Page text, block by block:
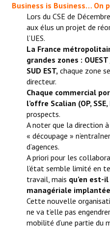
Business is Business… On
Lors du CSE de
aux élus un projet de
l’UES.
La France
grandes zones :
SUD EST, chaque zone
directeur.
Chaque commercial
l’offre Scalian (OP,
prospects.
A noter que la direction
« découpage »
d’agences.
A priori pour les
l’état semble limité en
travail, mais qu’en est-
managériale
Cette nouvelle
ne va t’elle pas
mobilité d’une partie du